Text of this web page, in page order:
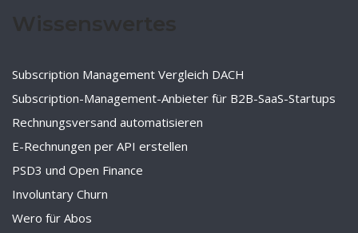
Subscription Management Vergleich DACH
Subscription-Management-Anbieter für B2B-SaaS-Startups
Rechnungsversand automatisieren
E-Rechnungen per API erstellen
PSD3 und Open Finance
Involuntary Churn
Wero für Abos